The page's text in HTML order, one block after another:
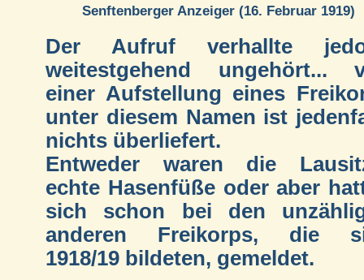
Senftenberger Anzeiger (16. Februar 1919)
Der Aufruf verhallte
weitestgehend ungehört...
einer Aufstellung eines
unter diesem Namen ist
nichts überliefert.
Entweder waren die
echte Hasenfüße oder aber
sich schon bei den
anderen Freikorps, die
1918/19 bildeten, gemeldet.